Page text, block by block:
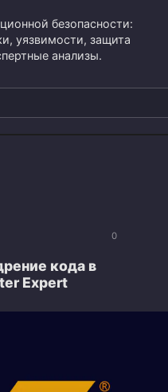
безопасности:
уязвимости, защита
анализы.
0
кода в
Expert